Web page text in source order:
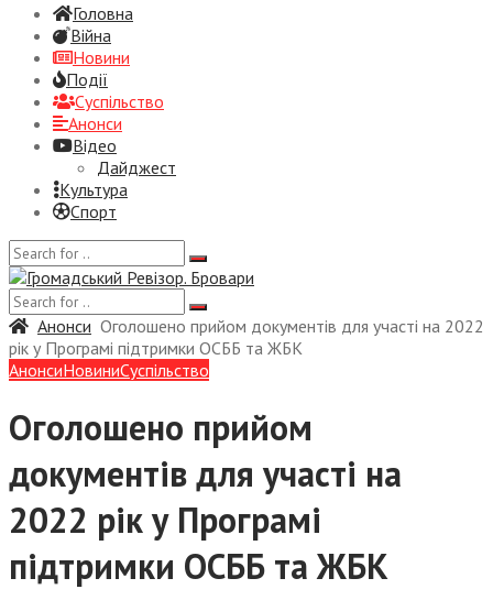
Головна
Війна
Новини
Події
Суспiльство
Анонси
Відео
Дайджест
Культура
Спорт
Анонси Оголошено прийом документів для участі на 2022
рік у Програмі підтримки ОСББ та ЖБК
АнонсиНовиниСуспiльство
Оголошено прийом
документів для участі на
2022 рік у Програмі
підтримки ОСББ та ЖБК